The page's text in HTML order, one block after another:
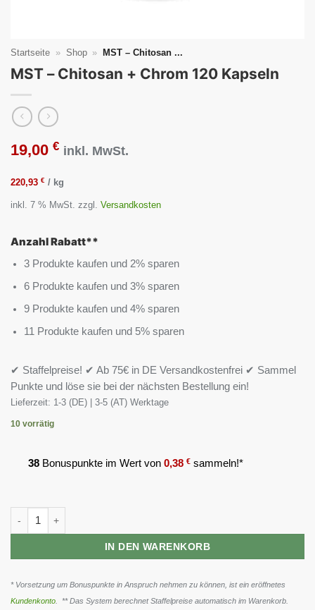
Startseite » Shop » MST – Chitosan ...
MST – Chitosan + Chrom 120 Kapseln
19,00 € inkl. MwSt.
220,93 € / kg
inkl. 7 % MwSt. zzgl. Versandkosten
Anzahl Rabatt**
3 Produkte kaufen und 2% sparen
6 Produkte kaufen und 3% sparen
9 Produkte kaufen und 4% sparen
11 Produkte kaufen und 5% sparen
✔ Staffelpreise! ✔ Ab 75€ in DE Versandkostenfrei ✔ Sammel
Punkte und löse sie bei der nächsten Bestellung ein!
Lieferzeit: 1-3 (DE) | 3-5 (AT) Werktage
10 vorrätig
38 Bonuspunkte im Wert von 0,38 € sammeln!*
MST - Chitosan + Chrom 120 Kapseln Menge
IN DEN WARENKORB
* Vorsetzung um Bonuspunkte in Anspruch nehmen zu können, ist ein eröffnetes
Kundenkonto . ** Das System berechnet Staffelpreise automatisch im Warenkorb.